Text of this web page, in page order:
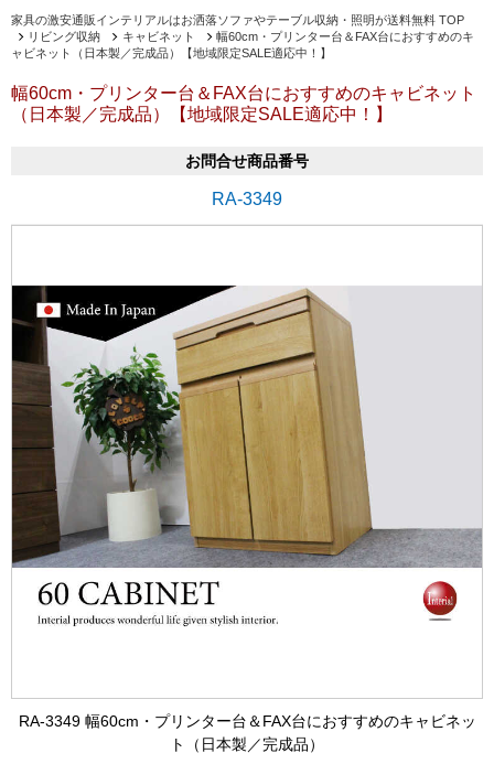
家具の激安通販インテリアルはお洒落ソファやテーブル収納・照明が送料無料 TOP
リビング収納
キャビネット
幅60cm・プリンター台＆FAX台におすすめのキ
ャビネット（日本製／完成品）【地域限定SALE適応中！】
幅60cm・プリンター台＆FAX台におすすめのキャビネット
（日本製／完成品）【地域限定SALE適応中！】
お問合せ商品番号
RA-3349
RA-3349 幅60cm・プリンター台＆FAX台におすすめのキャビネッ
ト（日本製／完成品）